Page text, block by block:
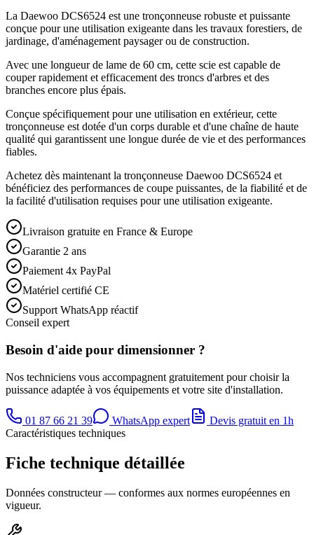
La Daewoo DCS6524 est une tronçonneuse robuste et puissante
conçue pour une utilisation exigeante dans les travaux forestiers, de
jardinage, d'aménagement paysager ou de construction.
Avec une longueur de lame de 60 cm, cette scie est capable de
couper rapidement et efficacement des troncs d'arbres et des
branches encore plus épais.
Conçue spécifiquement pour une utilisation en extérieur, cette
tronçonneuse est dotée d'un corps durable et d'une chaîne de haute
qualité qui garantissent une longue durée de vie et des performances
fiables.
Achetez dès maintenant la tronçonneuse Daewoo DCS6524 et
bénéficiez des performances de coupe puissantes, de la fiabilité et de
la facilité d'utilisation requises pour une utilisation exigeante.
Livraison gratuite en France & Europe
Garantie 2 ans
Paiement 4x PayPal
Matériel certifié CE
Support WhatsApp réactif
Conseil expert
Besoin d'aide pour dimensionner ?
Nos techniciens vous accompagnent gratuitement pour choisir la
puissance adaptée à vos équipements et votre site d'installation.
01 87 66 21 39 WhatsApp expert
Devis gratuit en 1h
Caractéristiques techniques
Fiche technique détaillée
Données constructeur — conformes aux normes européennes en
vigueur.